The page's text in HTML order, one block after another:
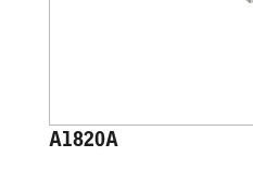
A1820A